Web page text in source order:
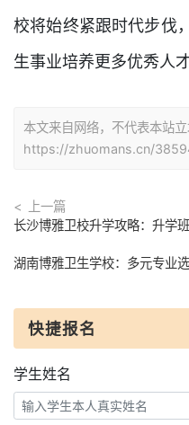
校将始终紧跟时代步伐
生事业培养更多优秀人才
本文来自网络，不代表本站立
https://zhuomans.cn/
上一篇
长沙博雅卫校升学攻略：升学
湖南博雅卫生学校：多元专业
快捷报名
学生姓名